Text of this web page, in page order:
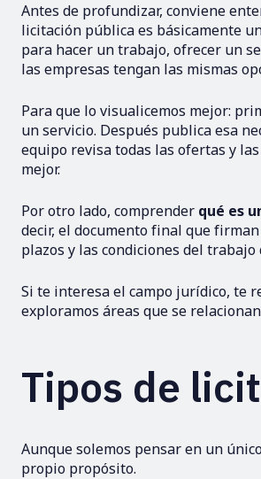
Antes de profundizar, conviene
licitación pública es básicamente
para hacer un trabajo, ofrecer un
las empresas tengan las mismas
Para que lo visualicemos mejor:
un servicio. Después publica esa
equipo revisa todas las ofertas y
mejor.
Por otro lado, comprender qué es
decir, el documento final que
plazos y las condiciones del trabajo
Si te interesa el campo jurídico, te
exploramos áreas que se
Tipos de
Aunque solemos pensar en un
propio propósito.